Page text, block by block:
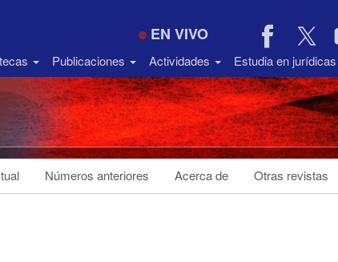
EN VIVO
Publicaciones Actividades Estudia en jurídicas
Números anteriores Acerca de Otras revistas